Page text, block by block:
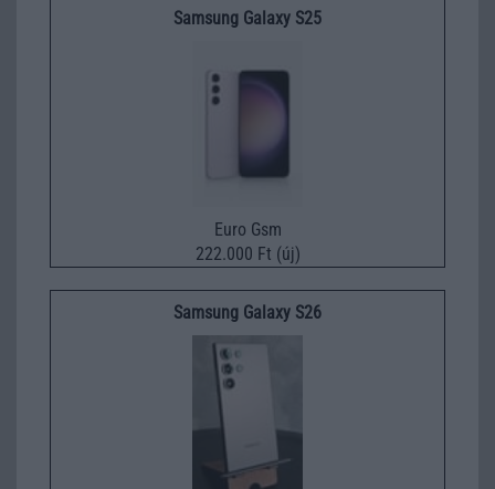
Samsung Galaxy S25
Euro Gsm
222.000 Ft (új)
Samsung Galaxy S26